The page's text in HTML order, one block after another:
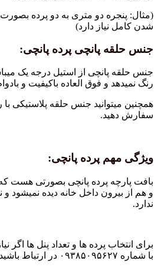
(مثال: پنجره دو متری به دو پرده
شدن کامل نیاز دارد)
جنس حلقه پانچی پرده پانچی:
جنس حلقه پانچی از استیل درجه یک
رنگ نمیدهد و فوق العاده باکیفیت و
همچنین میتوانید جنس حلقه پلاستیکی با
سفارش دهید.
ویژگی مهم پرده پانچی:
بافت پارچه پرده پانچی بصورتی هست که
و هم از بیرون داخل خانه دیده نمیشود و
ندارد.
برای انتخاب پرده ها و تعداد پنل ها اگر
با شماره ۰۹۳۸۵۰۹۵۶۲۷ در ارتباط باشید.